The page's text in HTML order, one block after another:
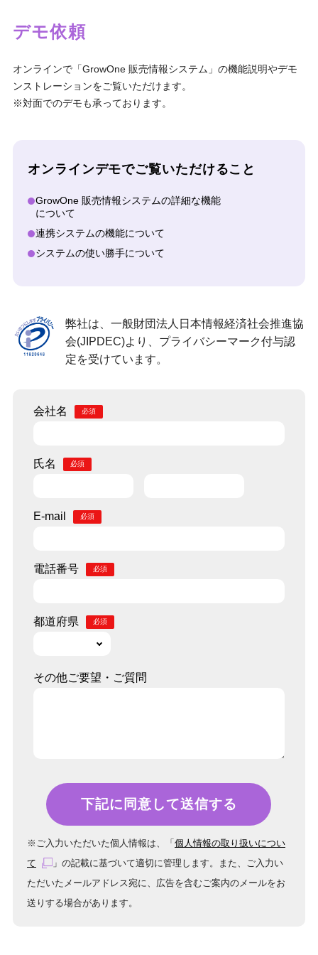
デモ依頼
オンラインで「GrowOne 販売情報システム」の機能説明やデモ
ンストレーションをご覧いただけます。
※対面でのデモも承っております。
オンラインデモでご覧いただけること
GrowOne 販売情報システムの詳細な機能
について
連携システムの機能について
システムの使い勝手について
弊社は、一般財団法人日本情報経済社会推進協
会(JIPDEC)より、プライバシーマーク付与認
定を受けています。
会社名
氏名
E-mail
電話番号
都道府県
その他ご要望・ご質問
※ご入力いただいた個人情報は、「 個人情報の取り扱いについ
て
」の記載に基づいて適切に管理します。また、ご入力い
ただいたメールアドレス宛に、広告を含むご案内のメールをお
送りする場合があります。